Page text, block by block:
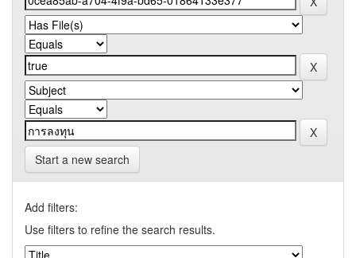
Start a new search
Add filters:
Use filters to refine the search results.